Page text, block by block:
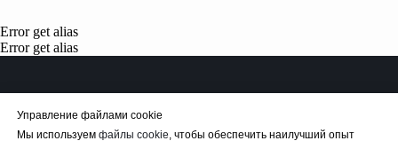
Error get alias
Error get alias
Управление файлами cookie
Мы используем файлы cookie, чтобы обеспечить наилучший опыт